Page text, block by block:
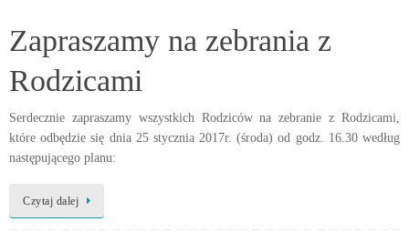
Zapraszamy na zebrania z
Rodzicami
Serdecznie zapraszamy wszystkich Rodziców na zebranie z Rodzicami,
które odbędzie się dnia 25 stycznia 2017r. (środa) od godz. 16.30 według
następującego planu:
Czytaj dalej